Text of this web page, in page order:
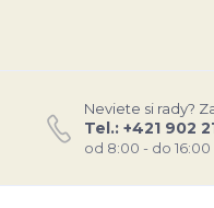
Neviete si rady?
Tel.: +421 902
od 8:00 - do